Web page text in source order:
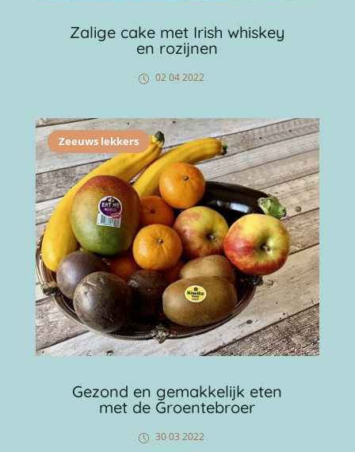
Zalige cake met Irish whiskey
en rozijnen
02 04 2022
Zeeuws lekkers
Gezond en gemakkelijk eten
met de Groentebroer
30 03 2022